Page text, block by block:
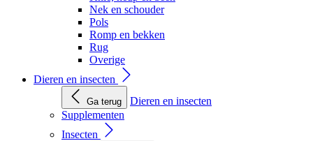
Nek en schouder
Pols
Romp en bekken
Rug
Overige
Dieren en insecten
Ga terug
Dieren en insecten
Supplementen
Insecten